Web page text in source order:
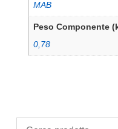
MAB
Peso Componente
0,78